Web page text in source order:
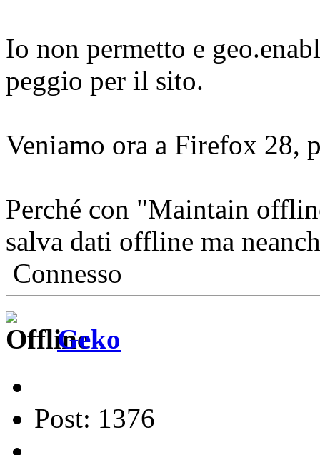
Io non permetto e
peggio per il sito.
Veniamo ora a Firefox 28,
Perché con "Maintain
salva dati offline ma
Connesso
Geko
Post: 1376